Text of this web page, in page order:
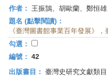
作者：
王振鵠、胡歐蘭、鄭恒
題名 (點擊閱讀)：
《臺灣圖書館事業百年發展》，
勾選：
編號： 42
出版書目： 臺灣史研究文獻類